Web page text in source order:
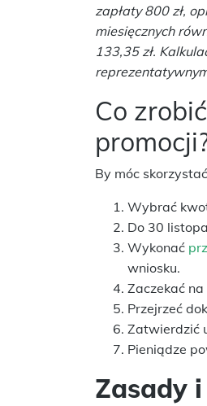
zapłaty 800 zł,
miesięcznych
133,35 zł.
Co
By móc
Wybrać
Do 30
Wykonać
wniosku.
Zaczekać
Przejrzeć
Zatwierdzić
Pieniądze
Zasady